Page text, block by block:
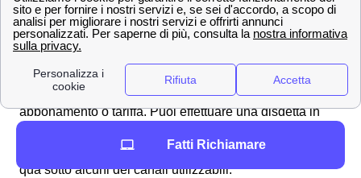
Effettuare una disdetta con Wind Tre a Zevio
Come fare per disdire un contratto con Wind Tre a
Zevio? L'operatore segue i suoi clienti zeviani in tutte le
operazioni necessarie, anche per la disdetta di un
abbonamento o tariffa. Puoi effettuare una disdetta in
comunicazione per tempo all'operatore a Zevio.
qua sotto alcuni dei canali utilizzabili:
Fatti Richiamare